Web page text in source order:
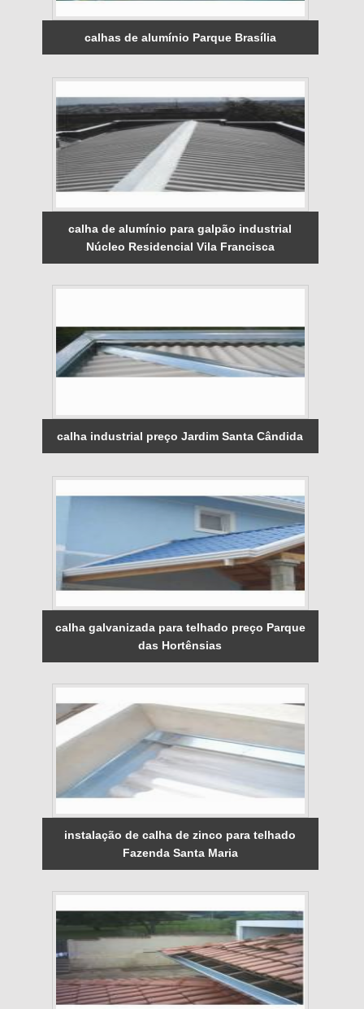
calhas de alumínio Parque Brasília
calha de alumínio para galpão industrial
Núcleo Residencial Vila Francisca
calha industrial preço Jardim Santa Cândida
calha galvanizada para telhado preço Parque
das Hortênsias
instalação de calha de zinco para telhado
Fazenda Santa Maria